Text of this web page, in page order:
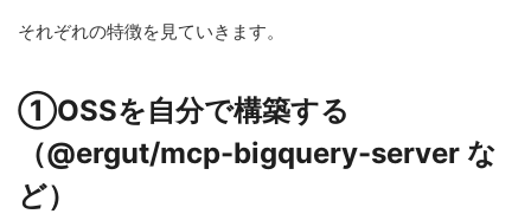
それぞれの特徴を見ていきます。
①OSSを自分で構築する
（@ergut/mcp-bigquery-server な
ど）